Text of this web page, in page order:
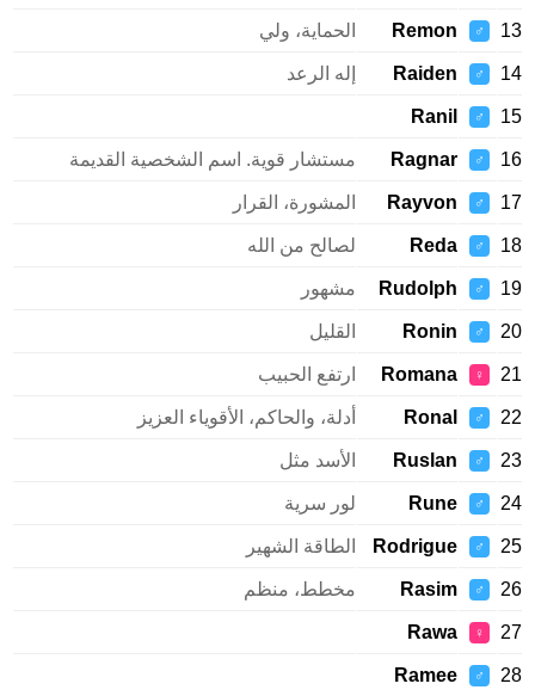
♂
Remon الحماية، ولي
♂
Raiden إله الرعد
♂
Ranil
♂
Ragnar مستشار قوية. اسم الشخصية القديمة
♂
Rayvon المشورة، القرار
♂
Reda لصالح من الله
♂
Rudolph مشهور
♂
Ronin القليل
♀
Romana ارتفع الحبيب
♂
Ronal أدلة، والحاكم، الأقوياء العزيز
♂
Ruslan الأسد مثل
♂
Rune لور سرية
♂
Rodrigue الطاقة الشهير
♂
Rasim مخطط، منظم
♀
Rawa
♂
Ramee